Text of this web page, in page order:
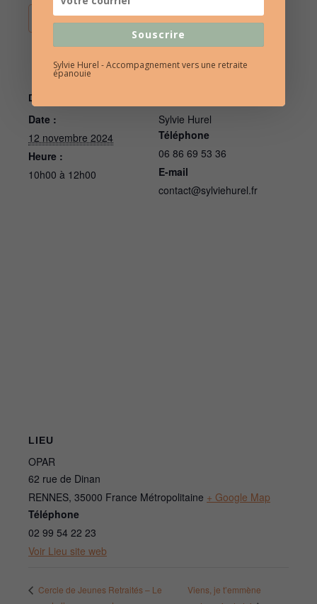
AJOUTER AU CALENDRIER
DÉTAILS
Date :
12 novembre 2024
Heure :
10h00 à 12h00
Sylvie Hurel
Téléphone
06 86 69 53 36
E-mail
contact@sylviehurel.fr
LIEU
OPAR
62 rue de Dinan
RENNES, 35000 France Métropolitaine + Google Map
Téléphone
02 99 54 22 23
Voir Lieu site web
Cercle de Jeunes Retraités – Le
Viens, je t’emmène
Souscrire
Sylvie Hurel - Accompagnement vers une retraite
épanouie